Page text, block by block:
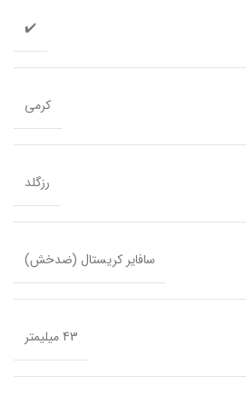
✔️
کرمی
رزگلد
سافایر کریستال (ضدخش)
43 میلیمتر